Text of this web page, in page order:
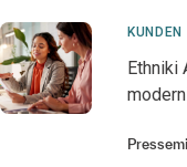
KUNDEN
Ethniki